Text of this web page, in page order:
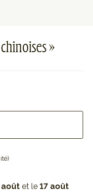
»
août et le 17 août